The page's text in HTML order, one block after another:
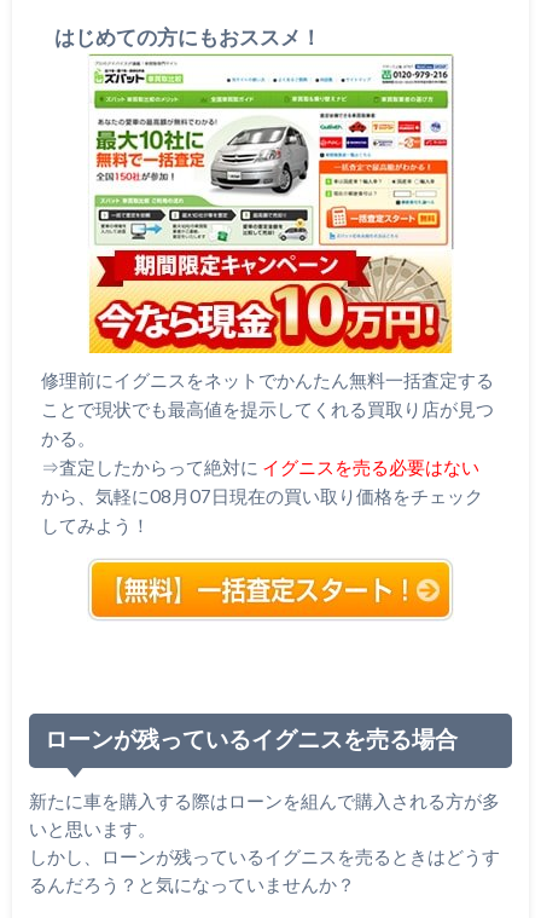
はじめての方にもおススメ！
修理前にイグニスをネットでかんたん無料一括査定する
ことで現状でも最高値を提示してくれる買取り店が見つ
かる。
⇒査定したからって絶対に イグニスを売る必要はない
から、気軽に08月07日現在の買い取り価格をチェック
してみよう！
ローンが残っているイグニスを売る場合
新たに車を購入する際はローンを組んで購入される方が多
いと思います。
しかし、ローンが残っているイグニスを売るときはどうす
るんだろう？と気になっていませんか？